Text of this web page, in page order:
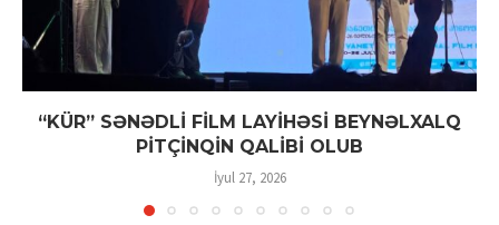
“KÜR” SƏNƏDLİ FİLM LAYİHƏSİ BEYNƏLXALQ
PİTÇİNQİN QALİBİ OLUB
İyul 27, 2026